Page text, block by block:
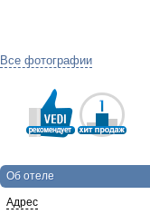
Все фотографии
Об отеле
Адрес